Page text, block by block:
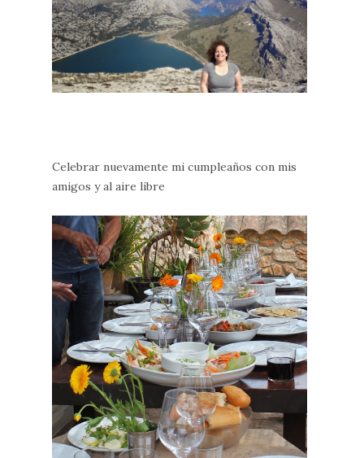
Celebrar nuevamente mi cumpleaños con mis
amigos y al aire libre